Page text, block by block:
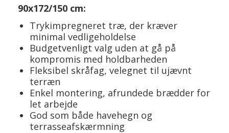
90x172/150 cm:
Trykimpregneret træ, der kræver
minimal vedligeholdelse
Budgetvenligt valg uden at gå på
kompromis med holdbarheden
Fleksibel skråfag, velegnet til ujævnt
terræn
Enkel montering, afrundede brædder for
let arbejde
God som både havehegn og
terrasseafskærmning